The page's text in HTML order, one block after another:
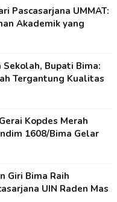
Pascasarjana UMMAT:
Akademik yang
Bupati Bima:
Tergantung Kualitas
Kopdes Merah
1608/Bima Gelar
Giri Bima Raih
UIN Raden Mas